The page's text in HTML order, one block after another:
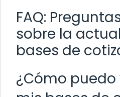
FAQ:
sobre la
bases de
¿Cómo